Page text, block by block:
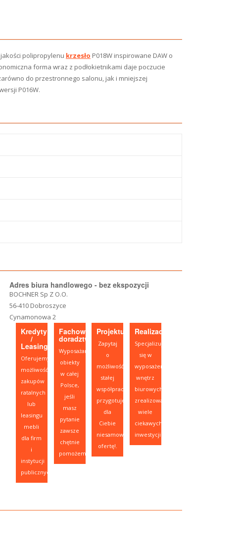
polipropylenu krzesło P018W inspirowane DAW o
forma wraz z podłokietnikami daje poczucie
do przestronnego salonu, jak i mniejszej
P016W.
Adres biura handlowego - bez ekspozycji
BOCHNER Sp Z O.O.
56-410 Dobroszyce
Cynamonowa 2
Kredyty
/
Leasing
Oferujemy
możliwość
zakupów
ratalnych
lub
leasingu
mebli
dla firm
i
instytucji
publicznych.
Fachowe
doradztwo
Wyposażamy
obiekty
w całej
Polsce,
jeśli
masz
pytanie
zawsze
chętnie
pomożemy.
Projektujesz?
Zapytaj
o
możliwość
stałej
współpracy,
przygotujemy
dla
Ciebie
niesamowitą
ofertę!.
Realizacje
Specjalizujemy
się w
wyposażeniu
wnętrz
biurowych,
zrealizowaliśmy
wiele
ciekawych
inwestycji.